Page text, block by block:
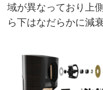
域が異なっており上
ら下はなだらかに減